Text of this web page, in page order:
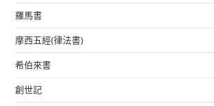
羅馬書
摩西五經(律法書)
希伯來書
創世記